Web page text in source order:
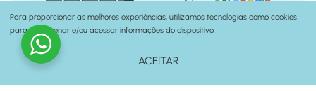
© Fernanda Ramos Kids
2026. Todos os Direitos
Para proporcionar as melhores experiências, utilizamos tecnologias como cookies
para armazenar e/ou acessar informações do dispositivo.
ACEITAR